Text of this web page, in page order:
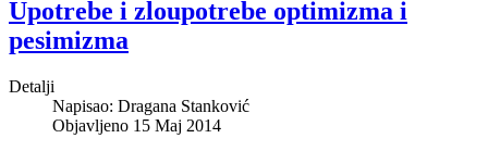
Upotrebe i zloupotrebe optimizma i
pesimizma
Detalji
Napisao: Dragana Stanković
Objavljeno 15 Maj 2014